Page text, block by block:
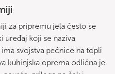
za pripremu jela često se
uređaj koji se naziva
svojstva pećnice na topli
kuhinjska oprema odlična je